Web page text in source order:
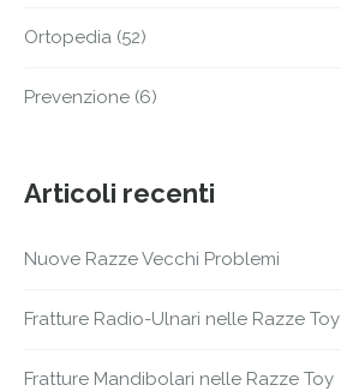
Ortopedia (52)
Prevenzione (6)
Articoli recenti
Nuove Razze Vecchi Problemi
Fratture Radio-Ulnari nelle Razze Toy
Fratture Mandibolari nelle Razze Toy